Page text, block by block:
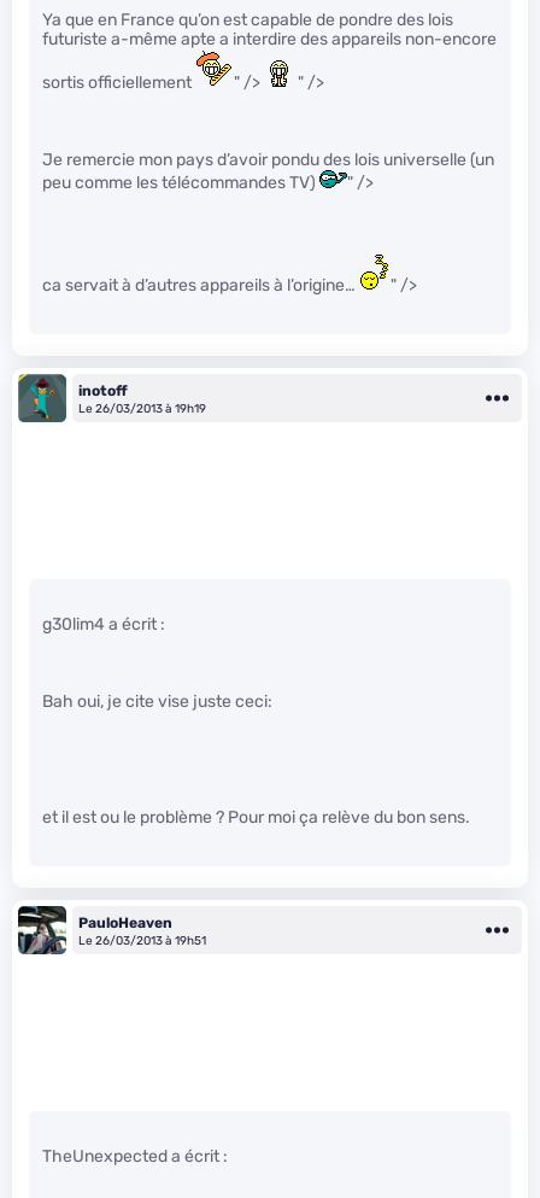
Ya que en France qu’on est capable de pondre des lois
futuriste a-même apte a interdire des appareils non-encore
sortis officiellement " /> " />
Je remercie mon pays d’avoir pondu des lois universelle (un
peu comme les télécommandes TV)
" />
ca servait à d’autres appareils à l’origine… " />
inotoff
Le 26/03/2013 à 19h19
g30lim4 a écrit :
Bah oui, je cite vise juste ceci:
et il est ou le problème ? Pour moi ça relève du bon sens.
PauloHeaven
Le 26/03/2013 à 19h51
TheUnexpected a écrit :